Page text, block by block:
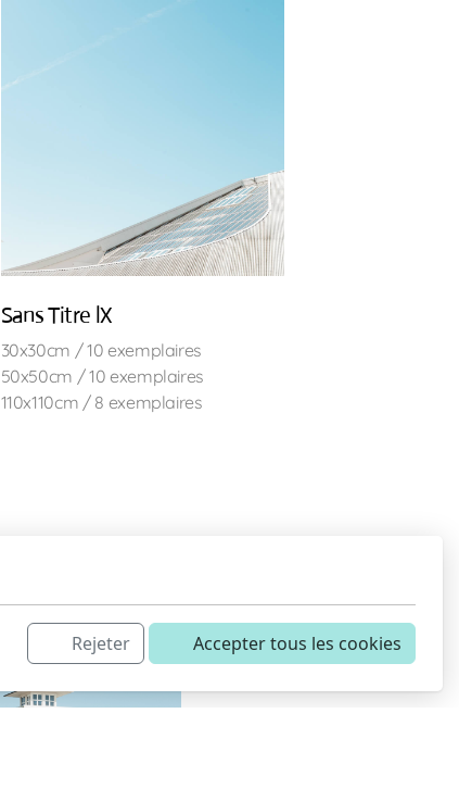
Sans Titre lX
30x30cm / 10 exemplaires
50x50cm / 10 exemplaires
110x110cm / 8 exemplaires
Rejeter Accepter tous les cookies